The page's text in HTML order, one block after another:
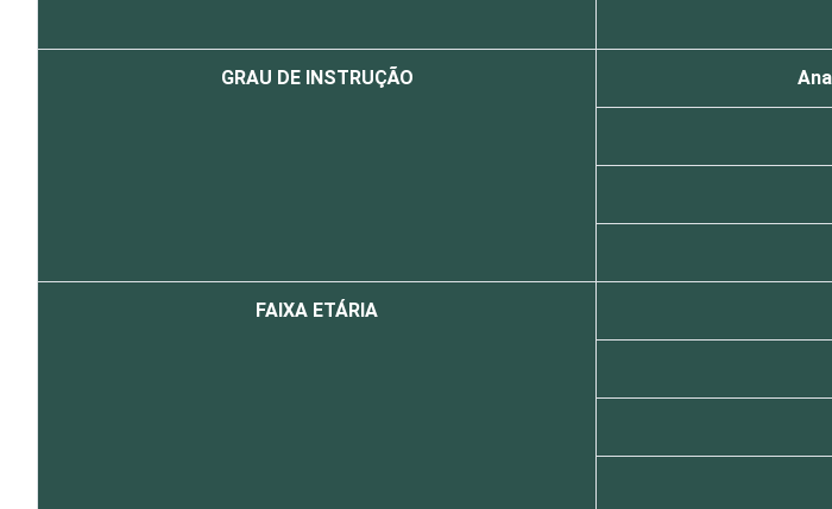
GRAU DE INSTRUÇÃO
FAIXA ETÁRIA